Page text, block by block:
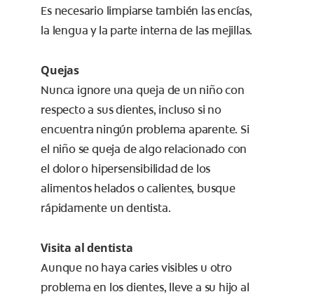
Es necesario limpiarse también las encías,
la lengua y la parte interna de las mejillas.
Quejas
Nunca ignore una queja de un niño con
respecto a sus dientes, incluso si no
encuentra ningún problema aparente. Si
el niño se queja de algo relacionado con
el dolor o hipersensibilidad de los
alimentos helados o calientes, busque
rápidamente un dentista.
Visita al dentista
Aunque no haya caries visibles u otro
problema en los dientes, lleve a su hijo al